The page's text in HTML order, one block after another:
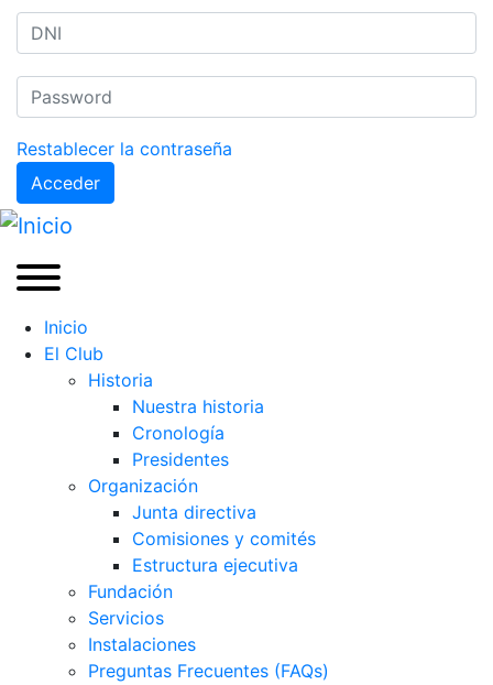
Restablecer la contraseña
Acceder
Inicio
El Club
Historia
Nuestra historia
Cronología
Presidentes
Organización
Junta directiva
Comisiones y comités
Estructura ejecutiva
Fundación
Servicios
Instalaciones
Preguntas Frecuentes (FAQs)